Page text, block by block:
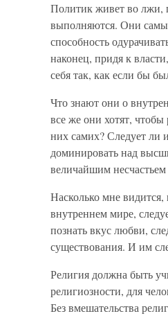
Политик живет во лжи,
выполняются. Они
способность
наконец, придя к
себя так, как если бы
Что знают они о
все же они хотят,
них самих? Следует ли
доминировать над
величайшим несчастьем
Насколько мне
внутреннем мире,
познать вкус любви,
существования. И им
Религия должна быть
религиозности, для
Без вмешательства